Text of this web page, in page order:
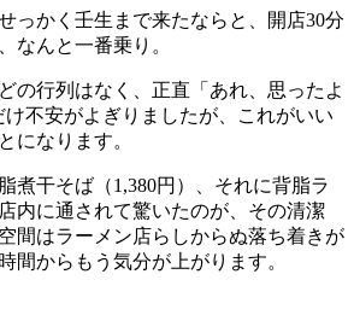
っかく壬生まで来たならと、開店30分
なんと一番乗り。
の行列はなく、正直「あれ、思ったよ
不安がよぎりましたが、これがいい
になります。
煮干そば（1,380円）、それに背脂ラ
内に通されて驚いたのが、その清潔
間はラーメン店らしからぬ落ち着きが
間からもう気分が上がります。